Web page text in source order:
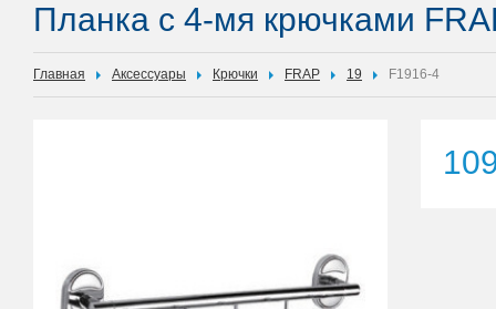
Планка с 4-мя крючками
Главная Аксессуары Крючки FRAP 19 F1916-4